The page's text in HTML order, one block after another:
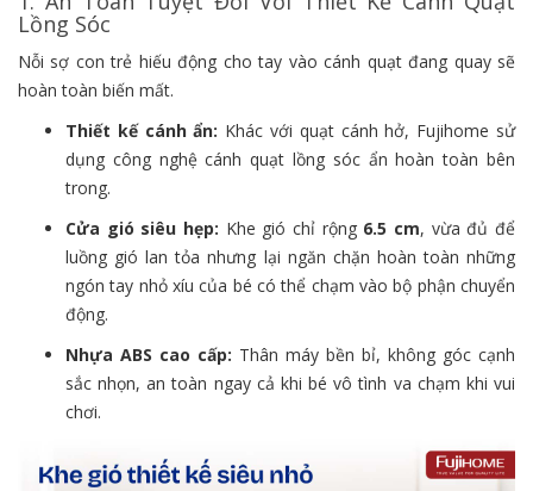
Lồng Sóc
Nỗi sợ con trẻ hiếu động cho tay vào cánh quạt đang quay sẽ
hoàn toàn biến mất.
Thiết kế cánh ẩn: Khác với quạt cánh hở, Fujihome sử
dụng công nghệ cánh quạt lồng sóc ẩn hoàn toàn bên
trong.
Cửa gió siêu hẹp: Khe gió chỉ rộng 6.5 cm, vừa đủ để
luồng gió lan tỏa nhưng lại ngăn chặn hoàn toàn những
ngón tay nhỏ xíu của bé có thể chạm vào bộ phận chuyển
động.
Nhựa ABS cao cấp: Thân máy bền bỉ, không góc cạnh
sắc nhọn, an toàn ngay cả khi bé vô tình va chạm khi vui
chơi.